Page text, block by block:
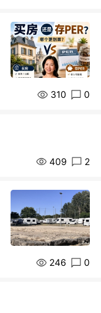
310 0
409 2
246 0